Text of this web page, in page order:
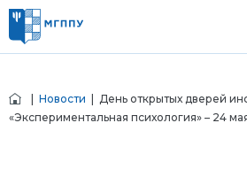
Новости | День открытых дверей
«Экспериментальная психология» – 24